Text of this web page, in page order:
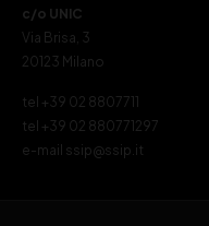
c/o UNIC
Via Brisa, 3
20123 Milano
tel +39 02 8807711
tel +39 02 880771297
e-mail ssip@ssip.it